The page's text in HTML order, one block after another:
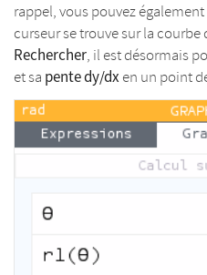
rappel, vous pouvez
curseur se trouve sur la
Rechercher, il est désormais
et sa pente dy/dx en un point